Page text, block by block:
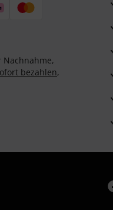
Nachnahme,
bezahlen,